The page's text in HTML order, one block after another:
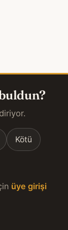
Kötü
üye girişi